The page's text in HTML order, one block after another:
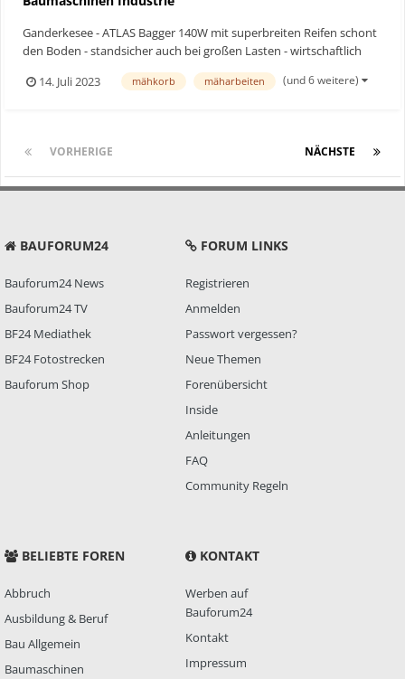
Ganderkesee - ATLAS Bagger 140W mit superbreiten Reifen schont
den Boden - standsicher auch bei großen Lasten - wirtschaftlich
durch geringen Verbrauch und Vielfalt bei Einsätzen –
Rundumsicht wie auf einem Leuchtturm. Bauforum24 Artikel
14. Juli 2023 mähkorb mäharbeiten (und 6 weitere)
VORHERIGE NÄCHSTE
BAUFORUM24
Bauforum24 News
Bauforum24 TV
BF24 Mediathek
BF24 Fotostrecken
Bauforum Shop
FORUM LINKS
Registrieren
Anmelden
Passwort vergessen?
Neue Themen
Forenübersicht
Inside
Anleitungen
FAQ
Community Regeln
BELIEBTE FOREN
Abbruch
Ausbildung & Beruf
Bau Allgemein
Baumaschinen
KONTAKT
Werben auf
Bauforum24
Kontakt
Impressum